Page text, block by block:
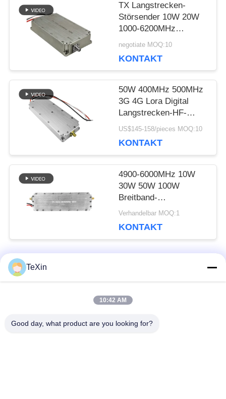
FORDERN
SIE EIN
SITEMAP
PRIVACY
POLICY
TX Langstrecken-
Störsender 10W 20W
1000-6200MHz
Breitband-Anti-
Leistungsverstärkermodul
negotiate MOQ:10
KONTAKT
50W 400MHz 500MHz
3G 4G Lora Digital
Langstrecken-HF-
Verstärker
US$145-158/pieces MOQ:10
KONTAKT
4900-6000MHz 10W
30W 50W 100W
Breitband-
Leistungsverstärker
Verhandelbar MOQ:1
KONTAKT
Beliebte Kategorien
Modul
TeXin
10:42 AM
Good day, what product are you looking for?